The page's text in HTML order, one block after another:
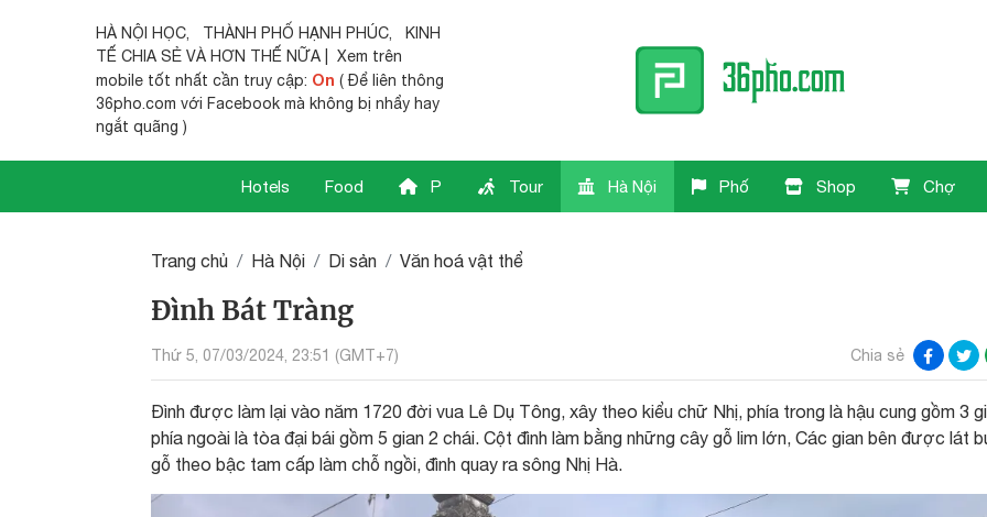
HÀ NỘI HỌC, THÀNH PHỐ HẠNH PHÚC,
KINH
TẾ CHIA SẺ VÀ HƠN THẾ NỮA | Xem trên
mobile tốt nhất cần truy cập: On ( Để liên thông
36pho.com với Facebook mà không bị nhẩy hay
ngắt quãng )
Hotels Food P Tour Hà Nội Phố Shop Chợ
Trang chủ Hà Nội Di sản Văn hoá vật thể
Đình Bát Tràng
Thứ 5, 07/03/2024, 23:51 (GMT+7) Chia sẻ
Đình được làm lại vào năm 1720 đời vua Lê Dụ Tông, xây theo kiểu chữ Nhị, phía trong là hậu cung gồm 3
phía ngoài là tòa đại bái gồm 5 gian 2 chái. Cột đình làm bằng những cây gỗ lim lớn, Các gian bên được lát
gỗ theo bậc tam cấp làm chỗ ngồi, đình quay ra sông Nhị Hà.